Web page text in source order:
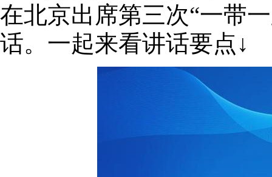
在北京出席第三次“一带
话。一起来看讲话要点↓